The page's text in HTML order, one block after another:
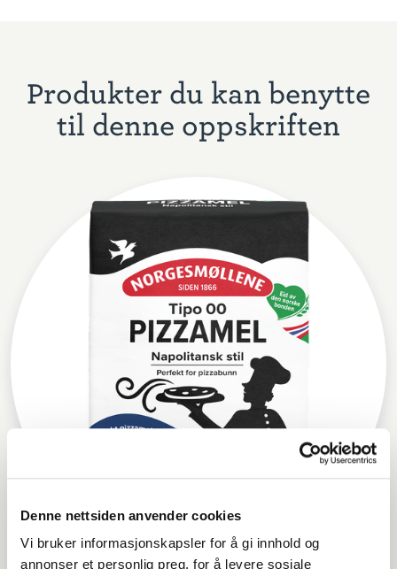
Denne nettsiden anvender cookies
Vi bruker informasjonskapsler for å gi innhold og
annonser et personlig preg, for å levere sosiale
Produkter du kan benytte
til denne oppskriften